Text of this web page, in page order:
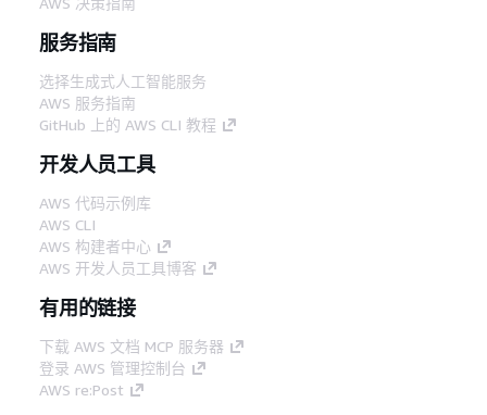
服务指南
选择生成式人工智能服务
AWS 服务指南
GitHub 上的 AWS CLI 教程
开发人员工具
AWS 代码示例库
AWS CLI
AWS 构建者中心
AWS 开发人员工具博客
有用的链接
下载 AWS 文档 MCP 服务器
登录 AWS 管理控制台
AWS re:Post